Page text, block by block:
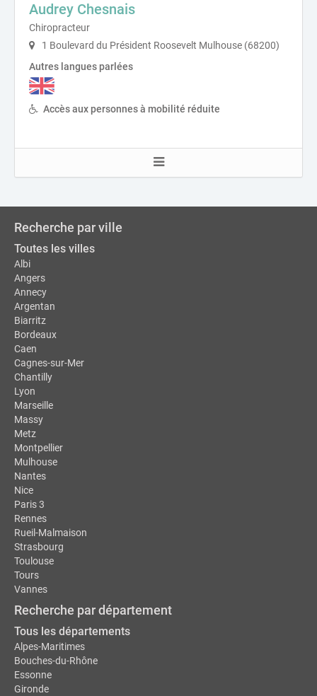
Audrey Chesnais
Chiropracteur
1 Boulevard du Président Roosevelt Mulhouse (68200)
Autres langues parlées
Accès aux personnes à mobilité réduite
Recherche par ville
Toutes les villes
Albi
Angers
Annecy
Argentan
Biarritz
Bordeaux
Caen
Cagnes-sur-Mer
Chantilly
Lyon
Marseille
Massy
Metz
Montpellier
Mulhouse
Nantes
Nice
Paris 3
Rennes
Rueil-Malmaison
Strasbourg
Toulouse
Tours
Vannes
Recherche par département
Tous les départements
Alpes-Maritimes
Bouches-du-Rhône
Essonne
Gironde